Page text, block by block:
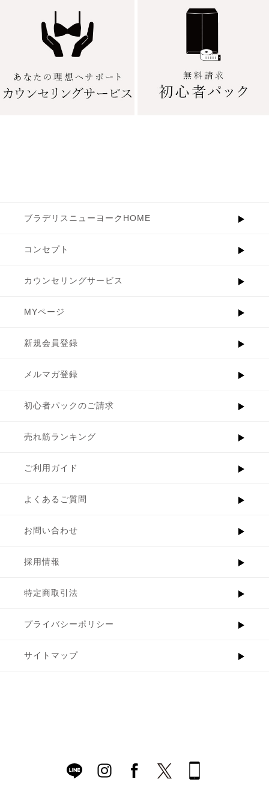
ブラデリスニューヨークHOME
コンセプト
カウンセリングサービス
MYページ
新規会員登録
メルマガ登録
初心者パックのご請求
売れ筋ランキング
ご利用ガイド
よくあるご質問
お問い合わせ
採用情報
特定商取引法
プライバシーポリシー
サイトマップ